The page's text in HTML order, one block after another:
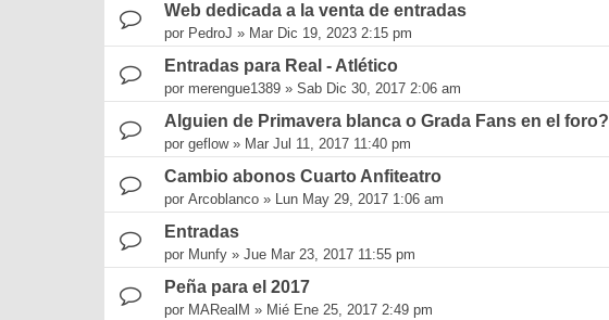
Web dedicada a la venta de entradas
por PedroJ » Mar Dic 19, 2023 2:15 pm
Entradas para Real - Atlético
por merengue1389 » Sab Dic 30, 2017 2:06 am
Alguien de Primavera blanca o Grada Fans en el foro?
por geflow» Mar Jul 11, 2017 11:40 pm
Cambio abonos Cuarto Anfiteatro
por Arcoblanco » Lun May 29, 2017 1:06 am
Entradas
por Munfy » Jue Mar 23, 2017 11:55 pm
Peña para el 2017
por MARealM » Mié Ene 25, 2017 2:49 pm